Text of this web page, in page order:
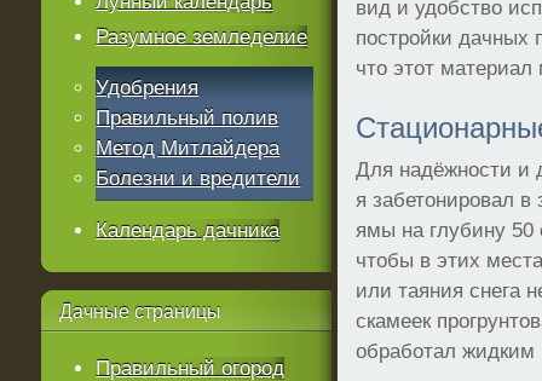
вид и удобство
постройки дачных
что этот
Для надёжности и
я забетонировал
ямы на глубину
чтобы в этих
или таяния снега
скамеек
обработал
Разумное земледелие
Удобрения
Правильный полив
Метод Митлайдера
Болезни и вредители
Календарь дачника
Дачные страницы
Правильный огород